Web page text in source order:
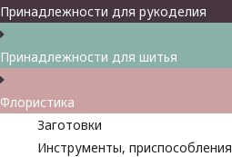
Принадлежности для рукоделия
Принадлежности для шитья
Флористика
Заготовки
Инструменты, приспособления